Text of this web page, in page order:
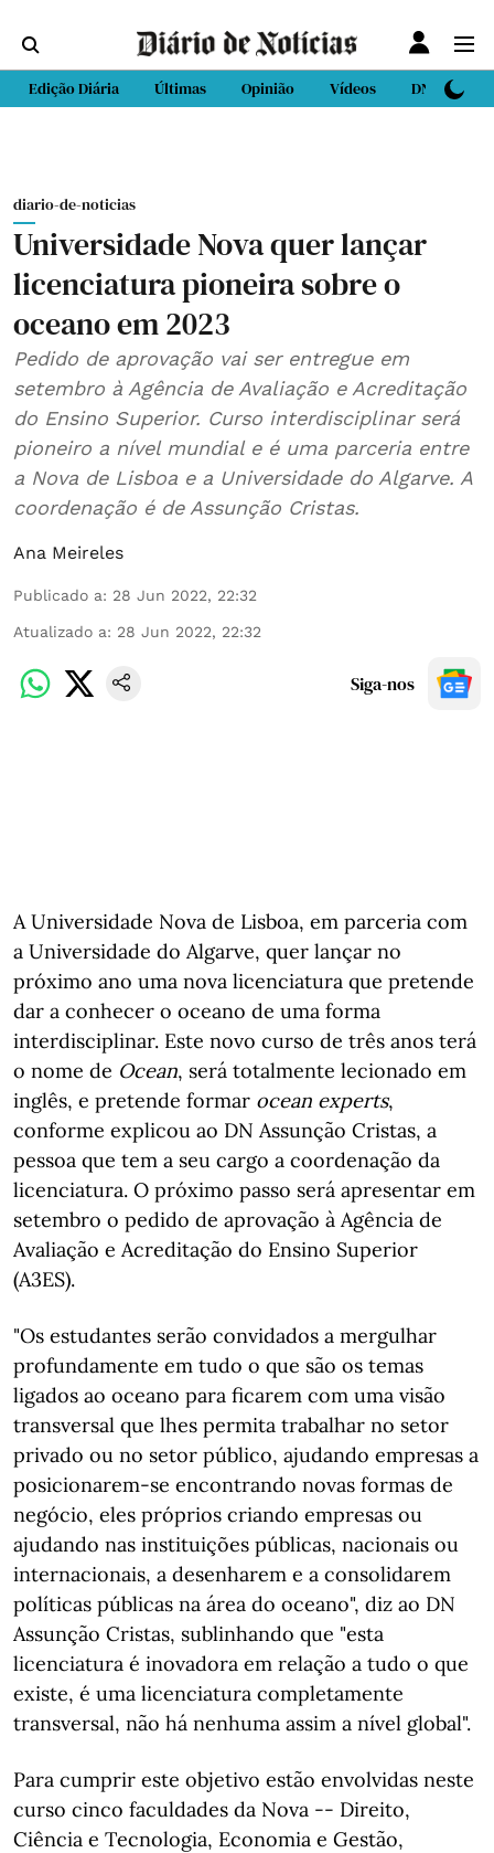
Edição Diária Últimas Opinião Vídeos DN Sport
diario-de-noticias
Universidade Nova quer lançar
licenciatura pioneira sobre o
oceano em 2023
Pedido de aprovação vai ser entregue em
setembro à Agência de Avaliação e Acreditação
do Ensino Superior. Curso interdisciplinar será
pioneiro a nível mundial e é uma parceria entre
a Nova de Lisboa e a Universidade do Algarve. A
coordenação é de Assunção Cristas.
Ana Meireles
Publicado a: 28 Jun 2022, 22:32
Atualizado a: 28 Jun 2022, 22:32
Siga-nos
A Universidade Nova de Lisboa, em parceria com
a Universidade do Algarve, quer lançar no
próximo ano uma nova licenciatura que pretende
dar a conhecer o oceano de uma forma
interdisciplinar. Este novo curso de três anos terá
o nome de Ocean, será totalmente lecionado em
inglês, e pretende formar ocean experts,
conforme explicou ao DN Assunção Cristas, a
pessoa que tem a seu cargo a coordenação da
licenciatura. O próximo passo será apresentar em
setembro o pedido de aprovação à Agência de
Avaliação e Acreditação do Ensino Superior
(A3ES).
"Os estudantes serão convidados a mergulhar
profundamente em tudo o que são os temas
ligados ao oceano para ficarem com uma visão
transversal que lhes permita trabalhar no setor
privado ou no setor público, ajudando empresas a
posicionarem-se encontrando novas formas de
negócio, eles próprios criando empresas ou
ajudando nas instituições públicas, nacionais ou
internacionais, a desenharem e a consolidarem
políticas públicas na área do oceano", diz ao DN
Assunção Cristas, sublinhando que "esta
licenciatura é inovadora em relação a tudo o que
existe, é uma licenciatura completamente
transversal, não há nenhuma assim a nível global".
Para cumprir este objetivo estão envolvidas neste
curso cinco faculdades da Nova -- Direito,
Ciência e Tecnologia, Economia e Gestão,